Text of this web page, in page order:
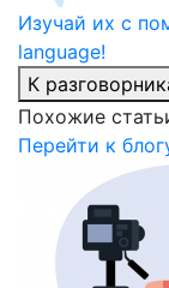
Изучай их с
language!
К
Похожие
Перейти к